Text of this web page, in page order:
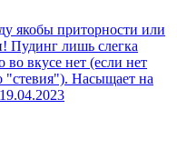
якобы приторности или
Пудинг лишь слегка
во вкусе нет (если нет
"стевия"). Насыщает на
19.04.2023